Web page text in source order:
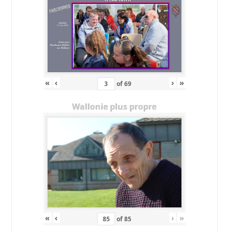
« ‹ of69 › »
Wallonie plus propre
« ‹ of85 › »